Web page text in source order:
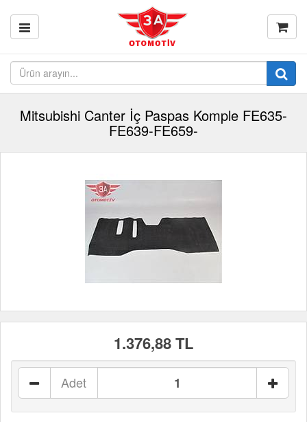
Mitsubishi Canter İç Paspas Komple FE635-
FE639-FE659-
1.376,88 TL
Adet